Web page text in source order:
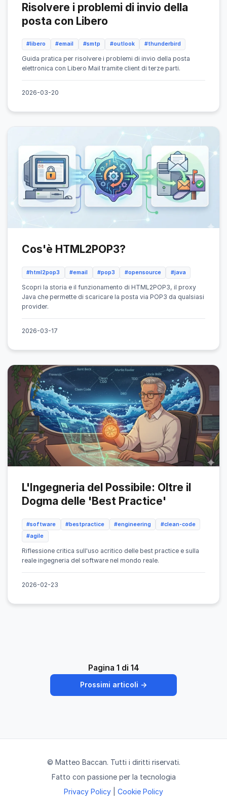
Risolvere i problemi di invio della
posta con Libero
#libero #email #smtp #outlook #thunderbird
Guida pratica per risolvere i problemi di invio della posta
elettronica con Libero Mail tramite client di terze parti.
2026-03-20
Cos'è HTML2POP3?
#html2pop3 #email #pop3 #opensource #java
Scopri la storia e il funzionamento di HTML2POP3, il proxy
Java che permette di scaricare la posta via POP3 da qualsiasi
provider.
2026-03-17
L'Ingegneria del Possibile: Oltre il
Dogma delle 'Best Practice'
#software #bestpractice #engineering
#clean-code
#agile
Riflessione critica sull'uso acritico delle best practice e sulla
reale ingegneria del software nel mondo reale.
2026-02-23
Pagina 1 di 14
Prossimi articoli →
© Matteo Baccan. Tutti i diritti riservati.
Fatto con passione per la tecnologia
Privacy Policy
Cookie Policy